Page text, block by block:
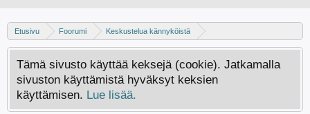
Etusivu Foorumi
Keskustelua kännyköistä
Android -keskustelu
Tämä sivusto käyttää keksejä (cookie). Jatkamalla
sivuston käyttämistä hyväksyt keksien
käyttämisen. Lue lisää.